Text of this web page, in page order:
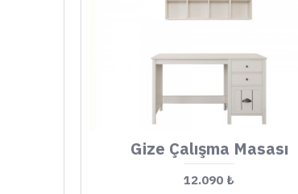
Gize Çalışma Masası
12.090 ₺